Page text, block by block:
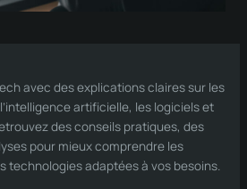
avec des explications claires sur les
artificielle, les logiciels et
des conseils pratiques, des
pour mieux comprendre les
technologies adaptées à vos besoins.